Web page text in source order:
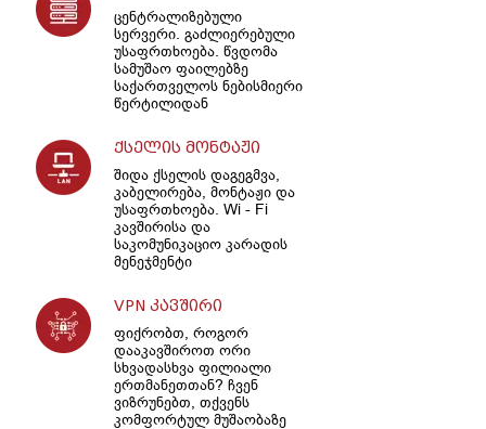
ცენტრალიზებული
სერვერი. გაძლიერებული
უსაფრთხოება. წვდომა
სამუშაო ფაილებზე
საქართველოს ნებისმიერი
წერტილიდან
ქსელის მონტაჟი
შიდა ქსელის დაგეგმვა,
კაბელირება, მონტაჟი და
უსაფრთხოება. Wi - Fi
კავშირისა და
საკომუნიკაციო კარადის
მენეჯმენტი
VPN კავშირი
ფიქრობთ, როგორ
დააკავშიროთ ორი
სხვადასხვა ფილიალი
ერთმანეთთან? ჩვენ
ვიზრუნებთ, თქვენს
კომფორტულ მუშაობაზე